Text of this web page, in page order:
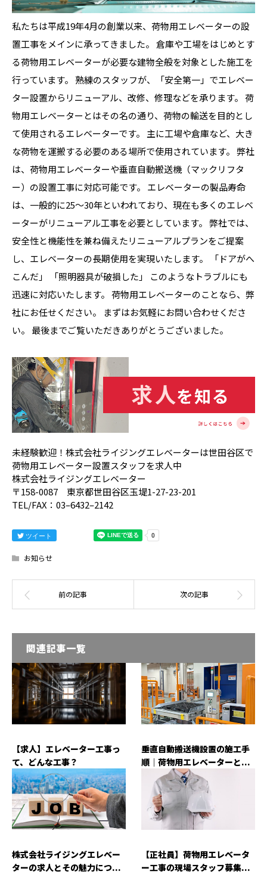
私たちは平成19年4月の創業以来、荷物用エレベーターの設
置工事をメインに承ってきました。 倉庫や工場をはじめとす
る荷物用エレベーターが必要な建物全般を対象とした施工を
行っています。 熟練のスタッフが、「安全第一」でエレベー
ター設置からリニューアル、改修、修理などを承ります。 荷
物用エレベーターとはその名の通り、荷物の輸送を目的とし
て使用されるエレベーターです。 主に工場や倉庫など、大き
な荷物を運搬する必要のある場所で使用されています。 弊社
は、荷物用エレベーターや垂直自動搬送機（マックリフタ
ー）の設置工事に対応可能です。 エレベーターの製品寿命
は、一般的に25～30年といわれており、現在も多くのエレベ
ーターがリニューアル工事を必要としています。 弊社では、
安全性と機能性を兼ね備えたリニューアルプランをご提案
し、エレベーターの長期使用を実現いたします。 「ドアがへ
こんだ」 「照明器具が破損した」 このようなトラブルにも
迅速に対応いたします。 荷物用エレベーターのことなら、弊
社にお任せください。 まずはお気軽にお問い合わせくださ
い。 最後までご覧いただきありがとうございました。
未経験歓迎！株式会社ライジングエレベーターは世田谷区で
荷物用エレベーター設置スタッフを求人中
株式会社ライジングエレベーター
〒158-0087 東京都世田谷区玉堤1-27-23-201
TEL/FAX：03–6432–2142
ツイート
お知らせ
関連記事一覧
【求人】エレベーター工事っ
て、どんな工事？
垂直自動搬送機設置の施工手
順｜荷物用エレベーターと...
株式会社ライジングエレベー
ターの求人とその魅力につ...
【正社員】荷物用エレベータ
ー工事の現場スタッフ募集...